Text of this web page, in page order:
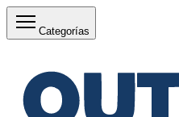
Categorías